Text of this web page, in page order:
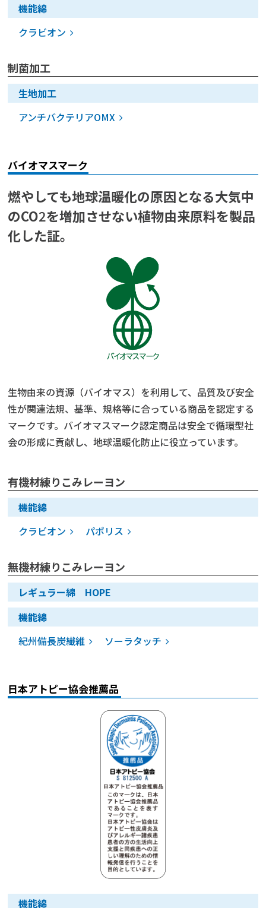
機能綿
クラビオン
制菌加工
生地加工
アンチバクテリアOMX
バイオマスマーク
燃やしても地球温暖化の原因となる大気中
のCO2を増加させない植物由来原料を製品
化した証。
生物由来の資源（バイオマス）を利用して、品質及び安全
性が関連法規、基準、規格等に合っている商品を認定する
マークです。バイオマスマーク認定商品は安全で循環型社
会の形成に貢献し、地球温暖化防止に役立っています。
有機材練りこみレーヨン
機能綿
クラビオン
パポリス
無機材練りこみレーヨン
レギュラー綿 HOPE
機能綿
紀州備長炭繊維
ソーラタッチ
日本アトピー協会推薦品
機能綿